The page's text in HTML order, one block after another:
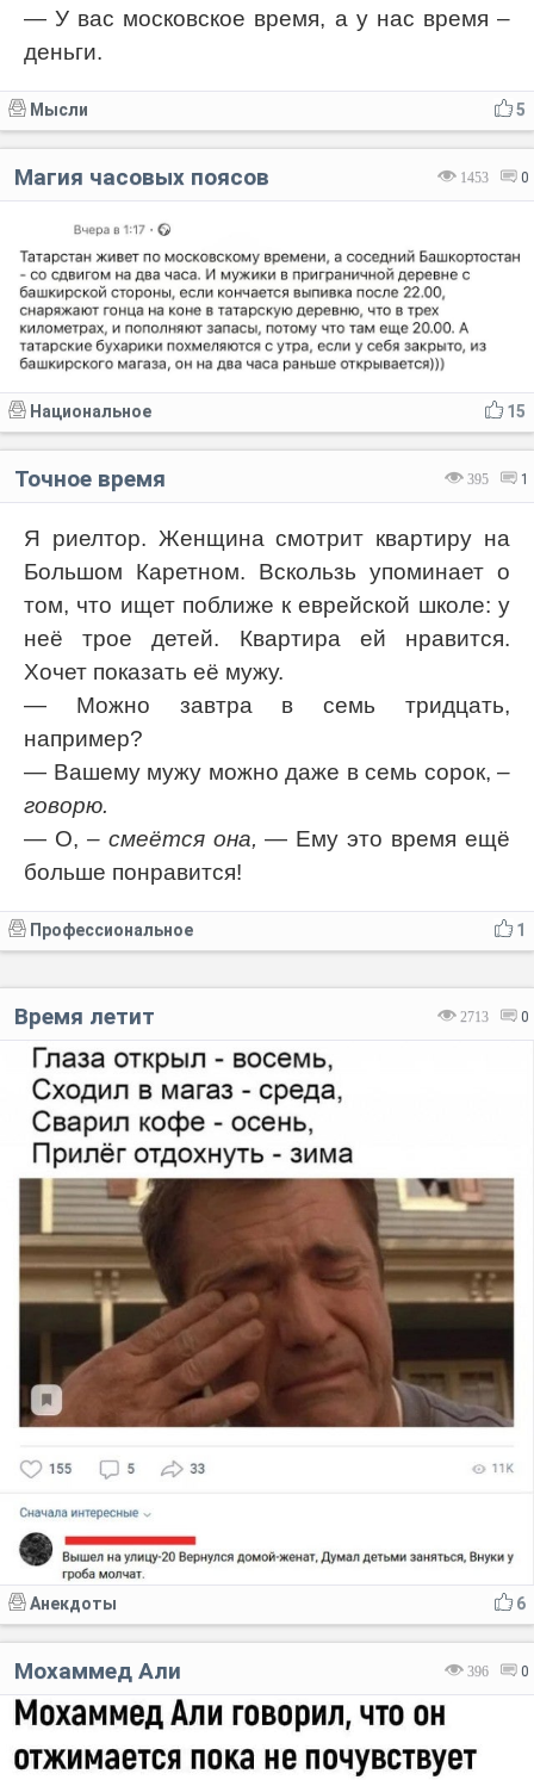
— У вас московское время, а у нас время –
деньги.
5
Мысли
1453 0
Магия часовых поясов
15
Национальное
395 1
Точное время
Я риелтор. Женщина смотрит квартиру на
Большом Каретном. Вскользь упоминает о
том, что ищет поближе к еврейской школе: у
неё трое детей. Квартира ей нравится.
Хочет показать её мужу.
— Можно завтра в семь тридцать,
например?
— Вашему мужу можно даже в семь сорок, –
говорю.
— О, – смеётся она,— Ему это время ещё
больше понравится!
1
Профессиональное
2713 0
Время летит
6
Анекдоты
396 0
Мохаммед Али